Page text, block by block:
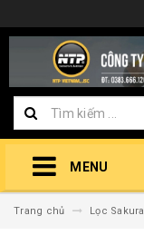
MENU
Trang chủ Lọc Sakura